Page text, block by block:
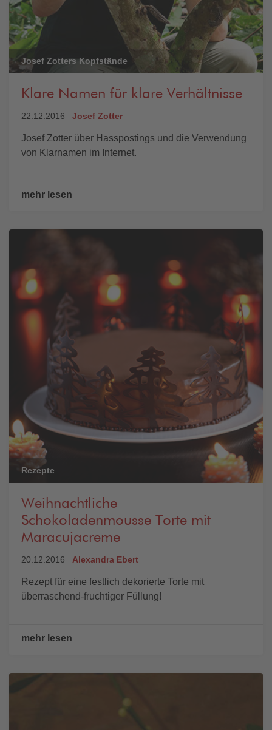
Josef Zotters Kopfstände
Klare Namen für klare Verhältnisse
22.12.2016 Josef Zotter
Josef Zotter über Hasspostings und die Verwendung
von Klarnamen im Internet.
mehr lesen
Rezepte
Weihnachtliche
Schokoladenmousse Torte mit
Maracujacreme
20.12.2016 Alexandra Ebert
Rezept für eine festlich dekorierte Torte mit
überraschend-fruchtiger Füllung!
mehr lesen